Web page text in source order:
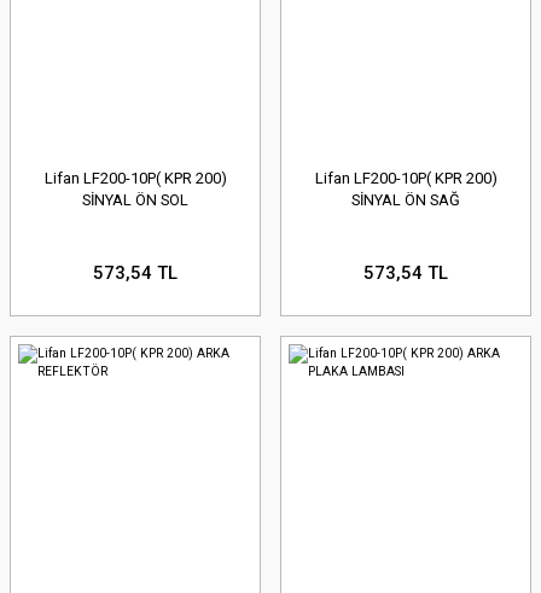
Lifan LF200-10P( KPR 200)
SİNYAL ÖN SOL
573,54 TL
Lifan LF200-10P( KPR 200)
SİNYAL ÖN SAĞ
573,54 TL